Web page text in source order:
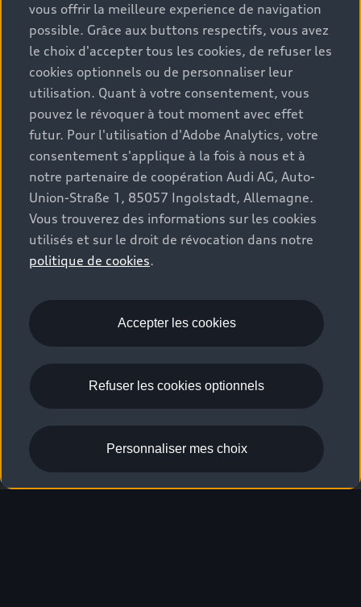
A7 Sportback
Ce modèle n'est plus disponible à la
commande.
Vous trouverez d'éventuels véhicules de
stock ici :
Voitures d'occasion
vous offrir la meilleure experience de navigation
possible. Grâce aux buttons respectifs, vous avez
le choix d'accepter tous les cookies, de refuser les
cookies optionnels ou de personnaliser leur
utilisation. Quant à votre consentement, vous
pouvez le révoquer à tout moment avec effet
futur. Pour l'utilisation d'Adobe Analytics, votre
consentement s'applique à la fois à nous et à
notre partenaire de coopération Audi AG, Auto-
Union-Straße 1, 85057 Ingolstadt, Allemagne.
Vous trouverez des informations sur les cookies
utilisés et sur le droit de révocation dans notre
politique de cookies.
Accepter les cookies
Refuser les cookies optionnels
Personnaliser mes choix